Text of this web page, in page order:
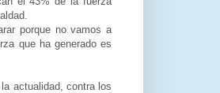
porque no vamos a
que ha generado es
actualidad, contra los